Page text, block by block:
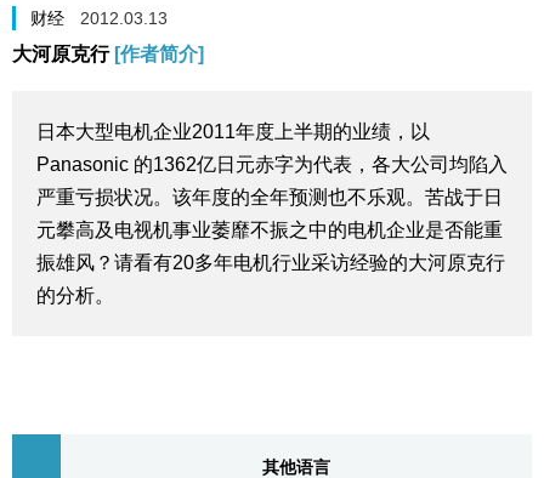
科技
生活与旅游
深度报道
视觉日本
财经 2012.03.13
大河原克行 [作者简介]
日本大型电机企业2011年度上半期的业绩，以
Panasonic 的1362亿日元赤字为代表，各大公司均陷入
严重亏损状况。该年度的全年预测也不乐观。苦战于日
元攀高及电视机事业萎靡不振之中的电机企业是否能重
振雄风？请看有20多年电机行业采访经验的大河原克行
的分析。
其他语言